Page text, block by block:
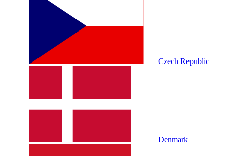
Czech Republic
Denmark